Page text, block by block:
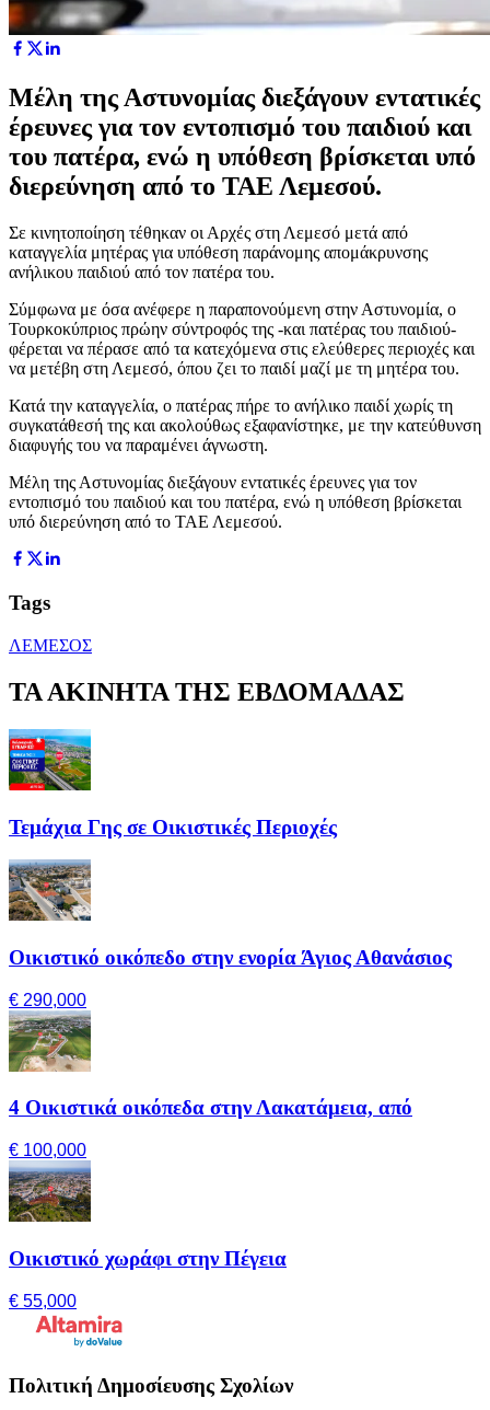
Μέλη της Αστυνομίας διεξάγουν εντατικές
έρευνες για τον εντοπισμό του παιδιού και
του πατέρα, ενώ η υπόθεση βρίσκεται υπό
διερεύνηση από το ΤΑΕ Λεμεσού.
Σε κινητοποίηση τέθηκαν οι Αρχές στη Λεμεσό μετά από
καταγγελία μητέρας για υπόθεση παράνομης απομάκρυνσης
ανήλικου παιδιού από τον πατέρα του.
Σύμφωνα με όσα ανέφερε η παραπονούμενη στην Αστυνομία, ο
Τουρκοκύπριος πρώην σύντροφός της -και πατέρας του παιδιού-
φέρεται να πέρασε από τα κατεχόμενα στις ελεύθερες περιοχές και
να μετέβη στη Λεμεσό, όπου ζει το παιδί μαζί με τη μητέρα του.
Κατά την καταγγελία, ο πατέρας πήρε το ανήλικο παιδί χωρίς τη
συγκατάθεσή της και ακολούθως εξαφανίστηκε, με την κατεύθυνση
διαφυγής του να παραμένει άγνωστη.
Μέλη της Αστυνομίας διεξάγουν εντατικές έρευνες για τον
εντοπισμό του παιδιού και του πατέρα, ενώ η υπόθεση βρίσκεται
υπό διερεύνηση από το ΤΑΕ Λεμεσού.
Tags
ΛΕΜΕΣΟΣ
ΤΑ ΑΚΙΝΗΤΑ ΤΗΣ ΕΒΔΟΜΑΔΑΣ
Τεμάχια Γης σε Οικιστικές Περιοχές
Οικιστικό οικόπεδο στην ενορία Άγιος Αθανάσιος
€ 290,000
4 Οικιστικά οικόπεδα στην Λακατάμεια, από
€ 100,000
Οικιστικό χωράφι στην Πέγεια
€ 55,000
Πολιτική Δημοσίευσης Σχολίων